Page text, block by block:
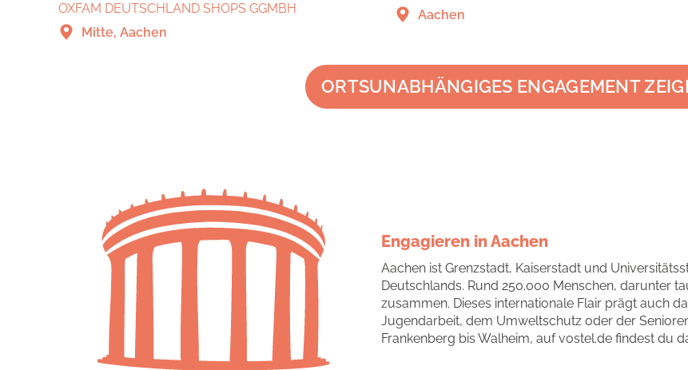
OXFAM DEUTSCHLAND SHOPS GGMBH
Mitte, Aachen
Aachen
ORTSUNABHÄNGIGES ENGAGEMENT
Engagieren in Aachen
Aachen ist Grenzstadt, Kaiserstadt und
Deutschlands. Rund 250.000 Menschen, darunter
zusammen. Dieses internationale Flair prägt auch
Jugendarbeit, dem Umweltschutz oder der
Frankenberg bis Walheim, auf vostel.de findest du